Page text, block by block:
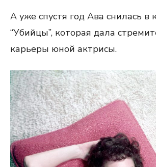
А уже спустя год Ава снилась в
“Убийцы”, которая дала
карьеры юной актрисы.